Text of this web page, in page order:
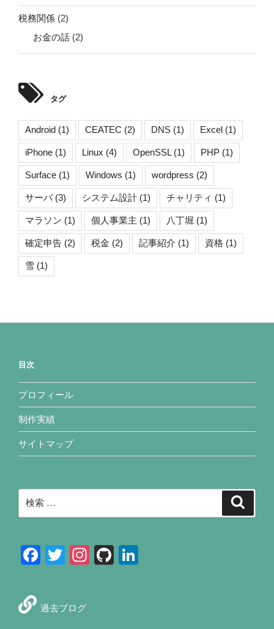
税務関係 (2)
お金の話 (2)
タグ
Android (1) CEATEC (2) DNS (1) Excel (1)
iPhone (1) Linux (4) OpenSSL(1) PHP (1)
Surface (1) Windows (1) wordpress (2)
サーバ(3) システム設計 (1) チャリティ (1)
マラソン (1) 個人事業主 (1) 八丁堀 (1)
確定申告 (2) 税金 (2) 記事紹介 (1) 資格 (1)
雪 (1)
目次
プロフィール
制作実績
サイトマップ
索:
F
e
T
er
In
Gi
過去ブログ